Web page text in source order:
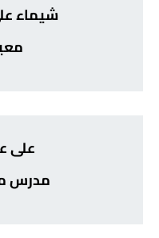
شيماء
على
مدرس